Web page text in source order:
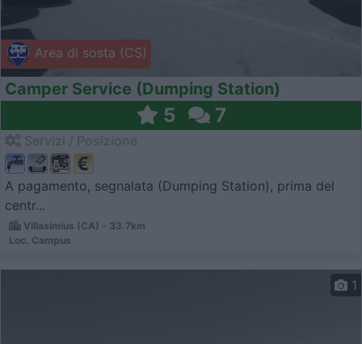
Area di sosta (CS)
Camper Service (Dumping Station)
5 7
A pagamento, segnalata (Dumping Station), prima del
centr...
Villasimius (CA) - 33.7km
Loc. Campus
1